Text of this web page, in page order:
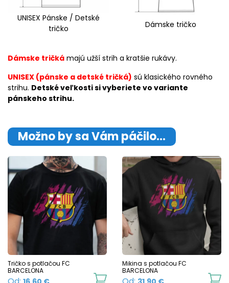
UNISEX Pánske / Detské
tričko
Dámske tričko
Dámske tričká majú užší strih a kratšie rukávy.
UNISEX (pánske a detské tričká) sú klasického rovného
strihu. Detské veľkosti si vyberiete vo variante
pánskeho strihu.
Možno by sa Vám páčilo…
Tričko s potlačou FC
BARCELONA
This
Mikina s potlačou FC
BARCELONA